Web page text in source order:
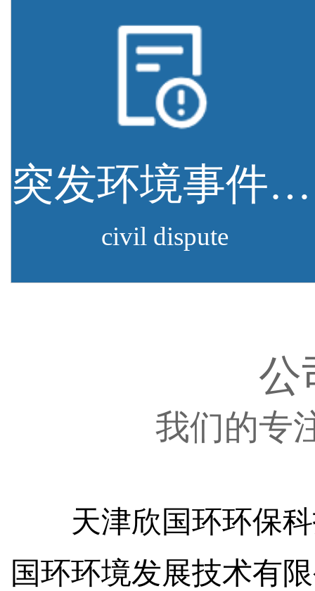
突发环境事件应急预案
civil dispute
公
我们的专
天津欣国环环保
国环环境发展技术有